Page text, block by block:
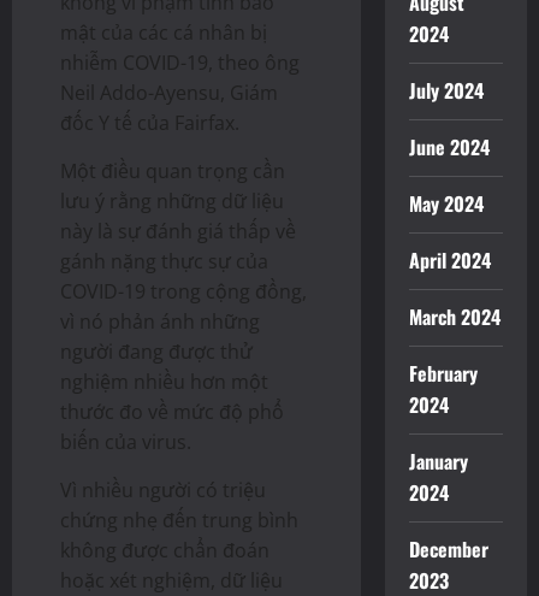
mật của các cá nhân bị
nhiễm COVID-19, theo ông
Neil Addo-Ayensu, Giám
đốc Y tế của Fairfax.
Một điều quan trọng cần
lưu ý rằng những dữ liệu
này là sự đánh giá thấp về
gánh nặng thực sự của
COVID-19 trong cộng đồng,
vì nó phản ánh những
người đang được thử
nghiệm nhiều hơn một
thước đo về mức độ phổ
biến của virus.
Vì nhiều người có triệu
chứng nhẹ đến trung bình
không được chẩn đoán
hoặc xét nghiệm, dữ liệu
2024
July 2024
June 2024
May 2024
April 2024
March 2024
February
2024
January
2024
December
2023